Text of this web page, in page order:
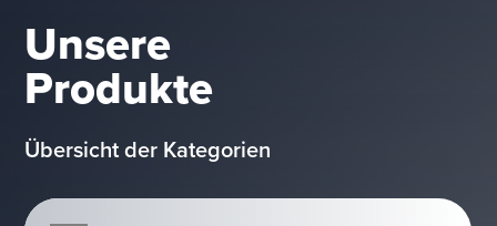
Unsere
Produkte
Übersicht der Kategorien